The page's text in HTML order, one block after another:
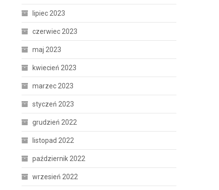
lipiec 2023
czerwiec 2023
maj 2023
kwiecień 2023
marzec 2023
styczeń 2023
grudzień 2022
listopad 2022
październik 2022
wrzesień 2022